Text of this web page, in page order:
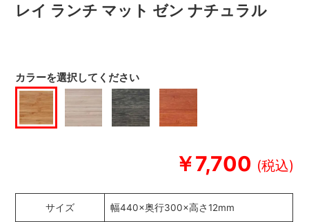
レイ ランチ マット ゼン ナチュラル
￥7,700
カラーを選択してください
サイズ 幅440×奥行300×高さ12mm